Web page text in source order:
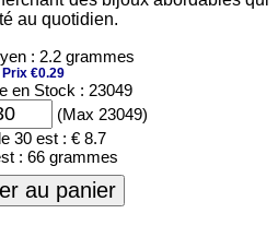
au quotidien.
: 2.2 grammes
Prix €0.29
en Stock : 23049
(Max 23049)
30 est : € 8.7
: 66 grammes
au panier